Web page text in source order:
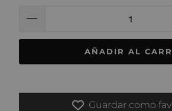
AÑADIR AL
Guardar como